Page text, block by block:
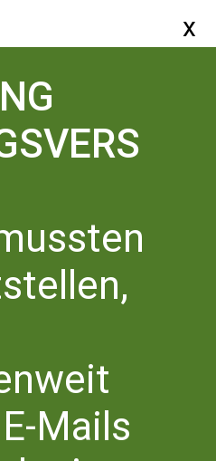
für Samstag
Mails